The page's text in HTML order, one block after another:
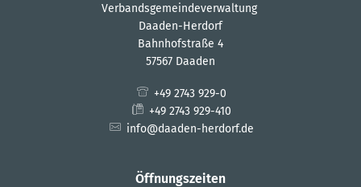
Verbandsgemeindeverwaltung
Daaden-Herdorf
Bahnhofstraße 4
57567 Daaden
+49 2743 929-0
+49 2743 929-410
info@daaden-herdorf.de
Öffnungszeiten